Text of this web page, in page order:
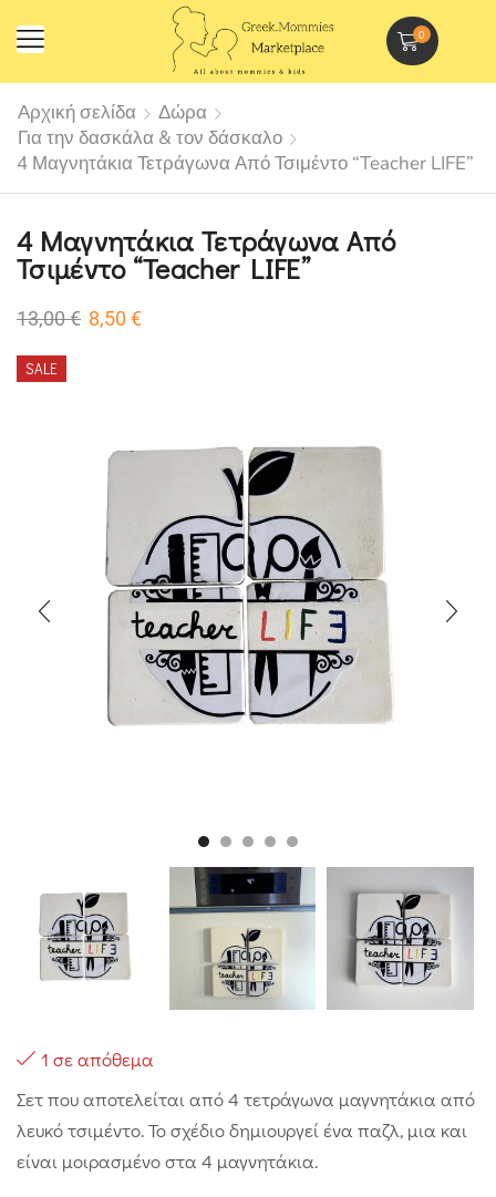
0
Αρχική σελίδα
Δώρα
Για την δασκάλα & τον δάσκαλο
4 Μαγνητάκια Τετράγωνα Από Τσιμέντο “Teacher LIFE”
4 Μαγνητάκια Τετράγωνα Από
Τσιμέντο “Teacher LIFE”
13,00€ 8,50 €
SALE
1 σε απόθεμα
Σετ που αποτελείται από 4 τετράγωνα μαγνητάκια από
λευκό τσιμέντο. Το σχέδιο δημιουργεί ένα παζλ, μια και
είναι μοιρασμένο στα 4 μαγνητάκια.